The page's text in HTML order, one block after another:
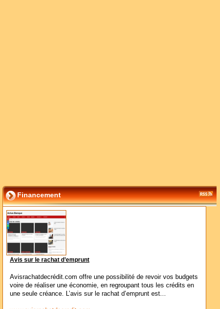
Financement
Avis sur le rachat d’emprunt
Avisrachatdecrédit.com offre une possibilité de revoir vos budgets
voire de réaliser une économie, en regroupant tous les crédits en
une seule créance. L’avis sur le rachat d’emprunt est...